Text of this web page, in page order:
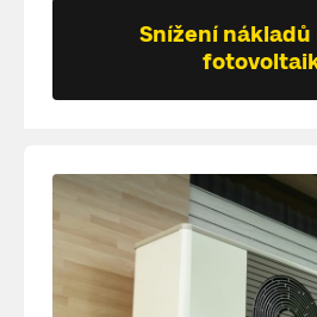
Snížení nákladů